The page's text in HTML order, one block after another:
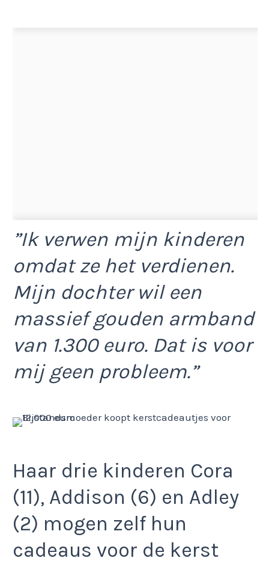
”Ik verwen mijn kinderen
omdat ze het verdienen.
Mijn dochter wil een
massief gouden armband
van 1.300 euro. Dat is voor
mij geen probleem.”
Haar drie kinderen Cora
(11), Addison (6) en Adley
(2) mogen zelf hun
cadeaus voor de kerst